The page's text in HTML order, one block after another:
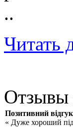
..
Читать
Отзывы
Позитивний відгук
« Дуже хороший